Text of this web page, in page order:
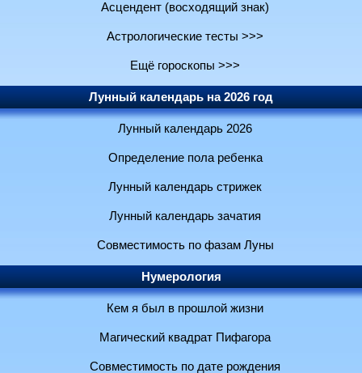
Асцендент (восходящий знак)
Астрологические тесты >>>
Ещё гороскопы >>>
Лунный календарь на 2026 год
Лунный календарь 2026
Определение пола ребенка
Лунный календарь стрижек
Лунный календарь зачатия
Совместимость по фазам Луны
Нумерология
Кем я был в прошлой жизни
Магический квадрат Пифагора
Совместимость по дате рождения